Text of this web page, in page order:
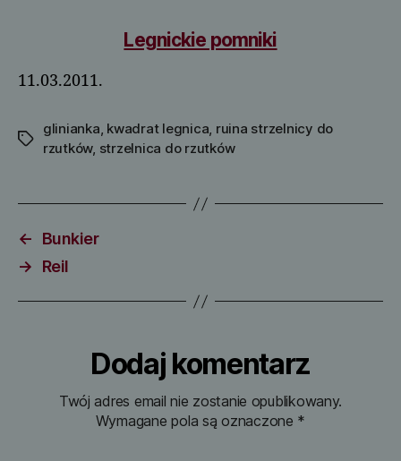
Legnickie pomniki
11.03.2011.
Tagi
glinianka, kwadrat legnica, ruina strzelnicy do
rzutków, strzelnica do rzutków
←
Bunkier
→
Reil
Dodaj komentarz
Twój adres email nie zostanie opublikowany.
Wymagane pola są oznaczone *